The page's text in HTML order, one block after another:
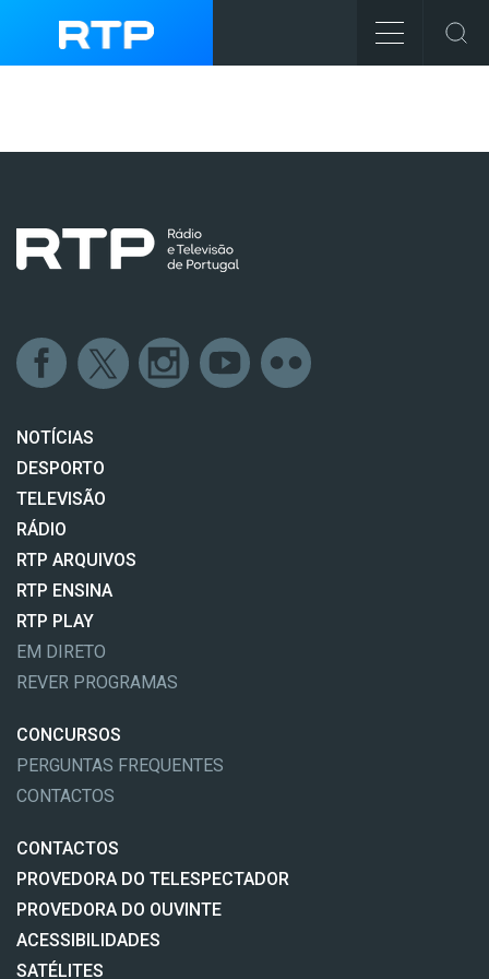
NOTÍCIAS
DESPORTO
TELEVISÃO
RÁDIO
RTP ARQUIVOS
RTP ENSINA
RTP PLAY
EM DIRETO
REVER PROGRAMAS
CONCURSOS
PERGUNTAS FREQUENTES
CONTACTOS
CONTACTOS
PROVEDORA DO TELESPECTADOR
PROVEDORA DO OUVINTE
ACESSIBILIDADES
SATÉLITES